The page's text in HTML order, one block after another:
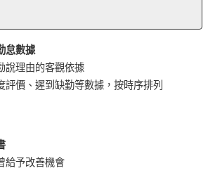
怠數據
說理由的客觀依據
評價、遲到缺勤等數據，按時序排列
給予改善機會